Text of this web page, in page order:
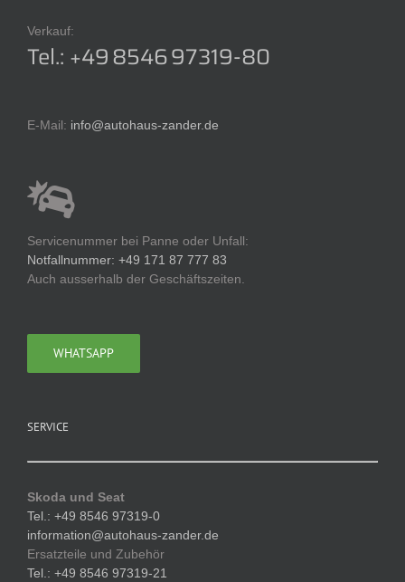
Verkauf:
Tel.: +49 8546 97319-80
E-Mail: info@autohaus-zander.de
Servicenummer bei Panne oder Unfall:
Notfallnummer: +49 171 87 777 83
Auch ausserhalb der Geschäftszeiten.
WHATSAPP
SERVICE
Skoda und Seat
Tel.: +49 8546 97319-0
information@autohaus-zander.de
Ersatzteile und Zubehör
Tel.: +49 8546 97319-21